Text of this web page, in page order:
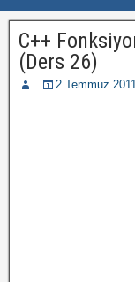
C++
(Ders 26)
2 Temmuz